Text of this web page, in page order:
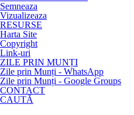
Semneaza
Vizualizeaza
RESURSE
Harta Site
Copyright
Link-uri
ZILE PRIN MUNȚI
Zile prin Munți - WhatsApp
Zile prin Munți - Google Groups
CONTACT
CAUTĂ